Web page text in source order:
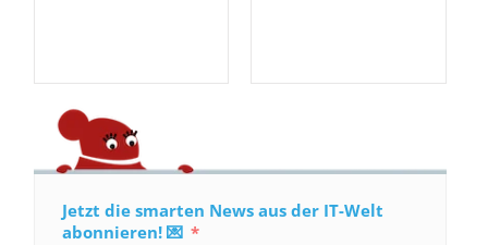
Jetzt die smarten News aus der IT-Welt
abonnieren! 💌